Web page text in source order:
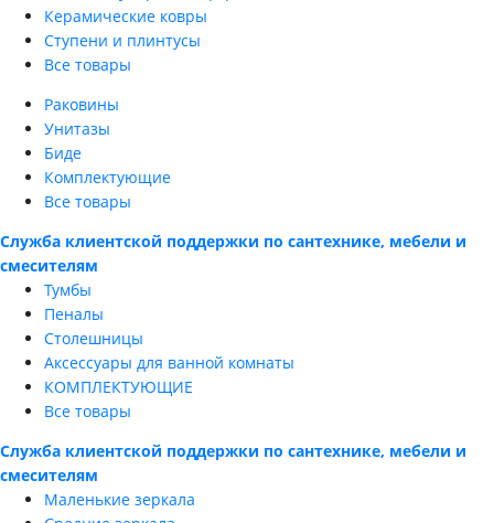
Керамические ковры
Ступени и плинтусы
Все товары
Раковины
Унитазы
Биде
Комплектующие
Все товары
Служба клиентской поддержки по сантехнике, мебели и
смесителям
Тумбы
Пеналы
Столешницы
Аксессуары для ванной комнаты
КОМПЛЕКТУЮЩИЕ
Все товары
Служба клиентской поддержки по сантехнике, мебели и
смесителям
Маленькие зеркала